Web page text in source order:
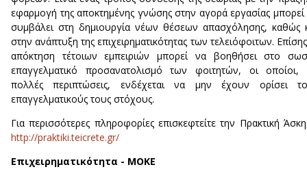
εφαρμογή της αποκτημένης γνώσης στην αγορά εργασίας μπορεί
συμβάλει στη δημιουργία νέων θέσεων απασχόλησης, καθώς
στην ανάπτυξη της επιχειρηματικότητας των τελειόφοιτων.
απόκτηση τέτοιων εμπειριών μπορεί να βοηθήσει στο
επαγγελματικό προσανατολισμό των φοιτητών, οι οποίοι,
πολλές περιπτώσεις, ενδέχεται να μην έχουν ορίσει
επαγγελματικούς τους στόχους.
Για περισσότερες πληροφορίες επισκεφτείτε την Πρακτική
http://praktiki.teicrete.gr/
Επιχειρηματικότητα - ΜΟΚΕ